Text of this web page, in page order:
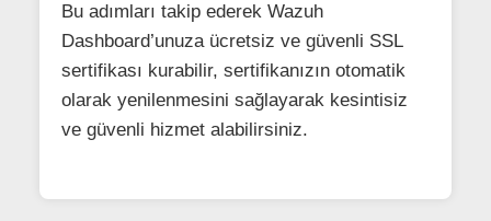
Bu adımları takip ederek Wazuh
Dashboard’unuza ücretsiz ve güvenli SSL
sertifikası kurabilir, sertifikanızın otomatik
olarak yenilenmesini sağlayarak kesintisiz
ve güvenli hizmet alabilirsiniz.